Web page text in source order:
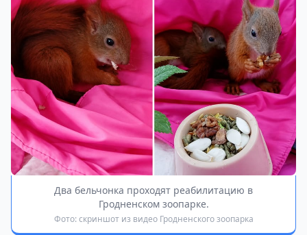
Два бельчонка проходят реабилитацию в
Гродненском зоопарке.
Фото: скриншот из видео Гродненского зоопарка